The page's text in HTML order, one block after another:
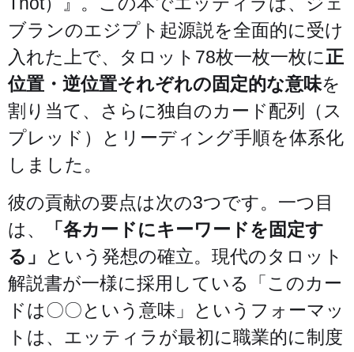
ブランのエジプト起源説を全面的に受け
入れた上で、タロット78枚一枚一枚に正
位置・逆位置それぞれの固定的な意味を
割り当て、さらに独自のカード配列（ス
プレッド）とリーディング手順を体系化
しました。
彼の貢献の要点は次の3つです。一つ目
は、
「各カードにキーワードを固定す
る」
という発想の確立。現代のタロット
解説書が一様に採用している「このカー
ドは〇〇という意味」というフォーマッ
トは、エッティラが最初に職業的に制度